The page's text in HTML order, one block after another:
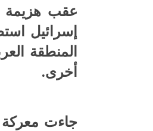
إسرائيل
المنطقة
أخرى.